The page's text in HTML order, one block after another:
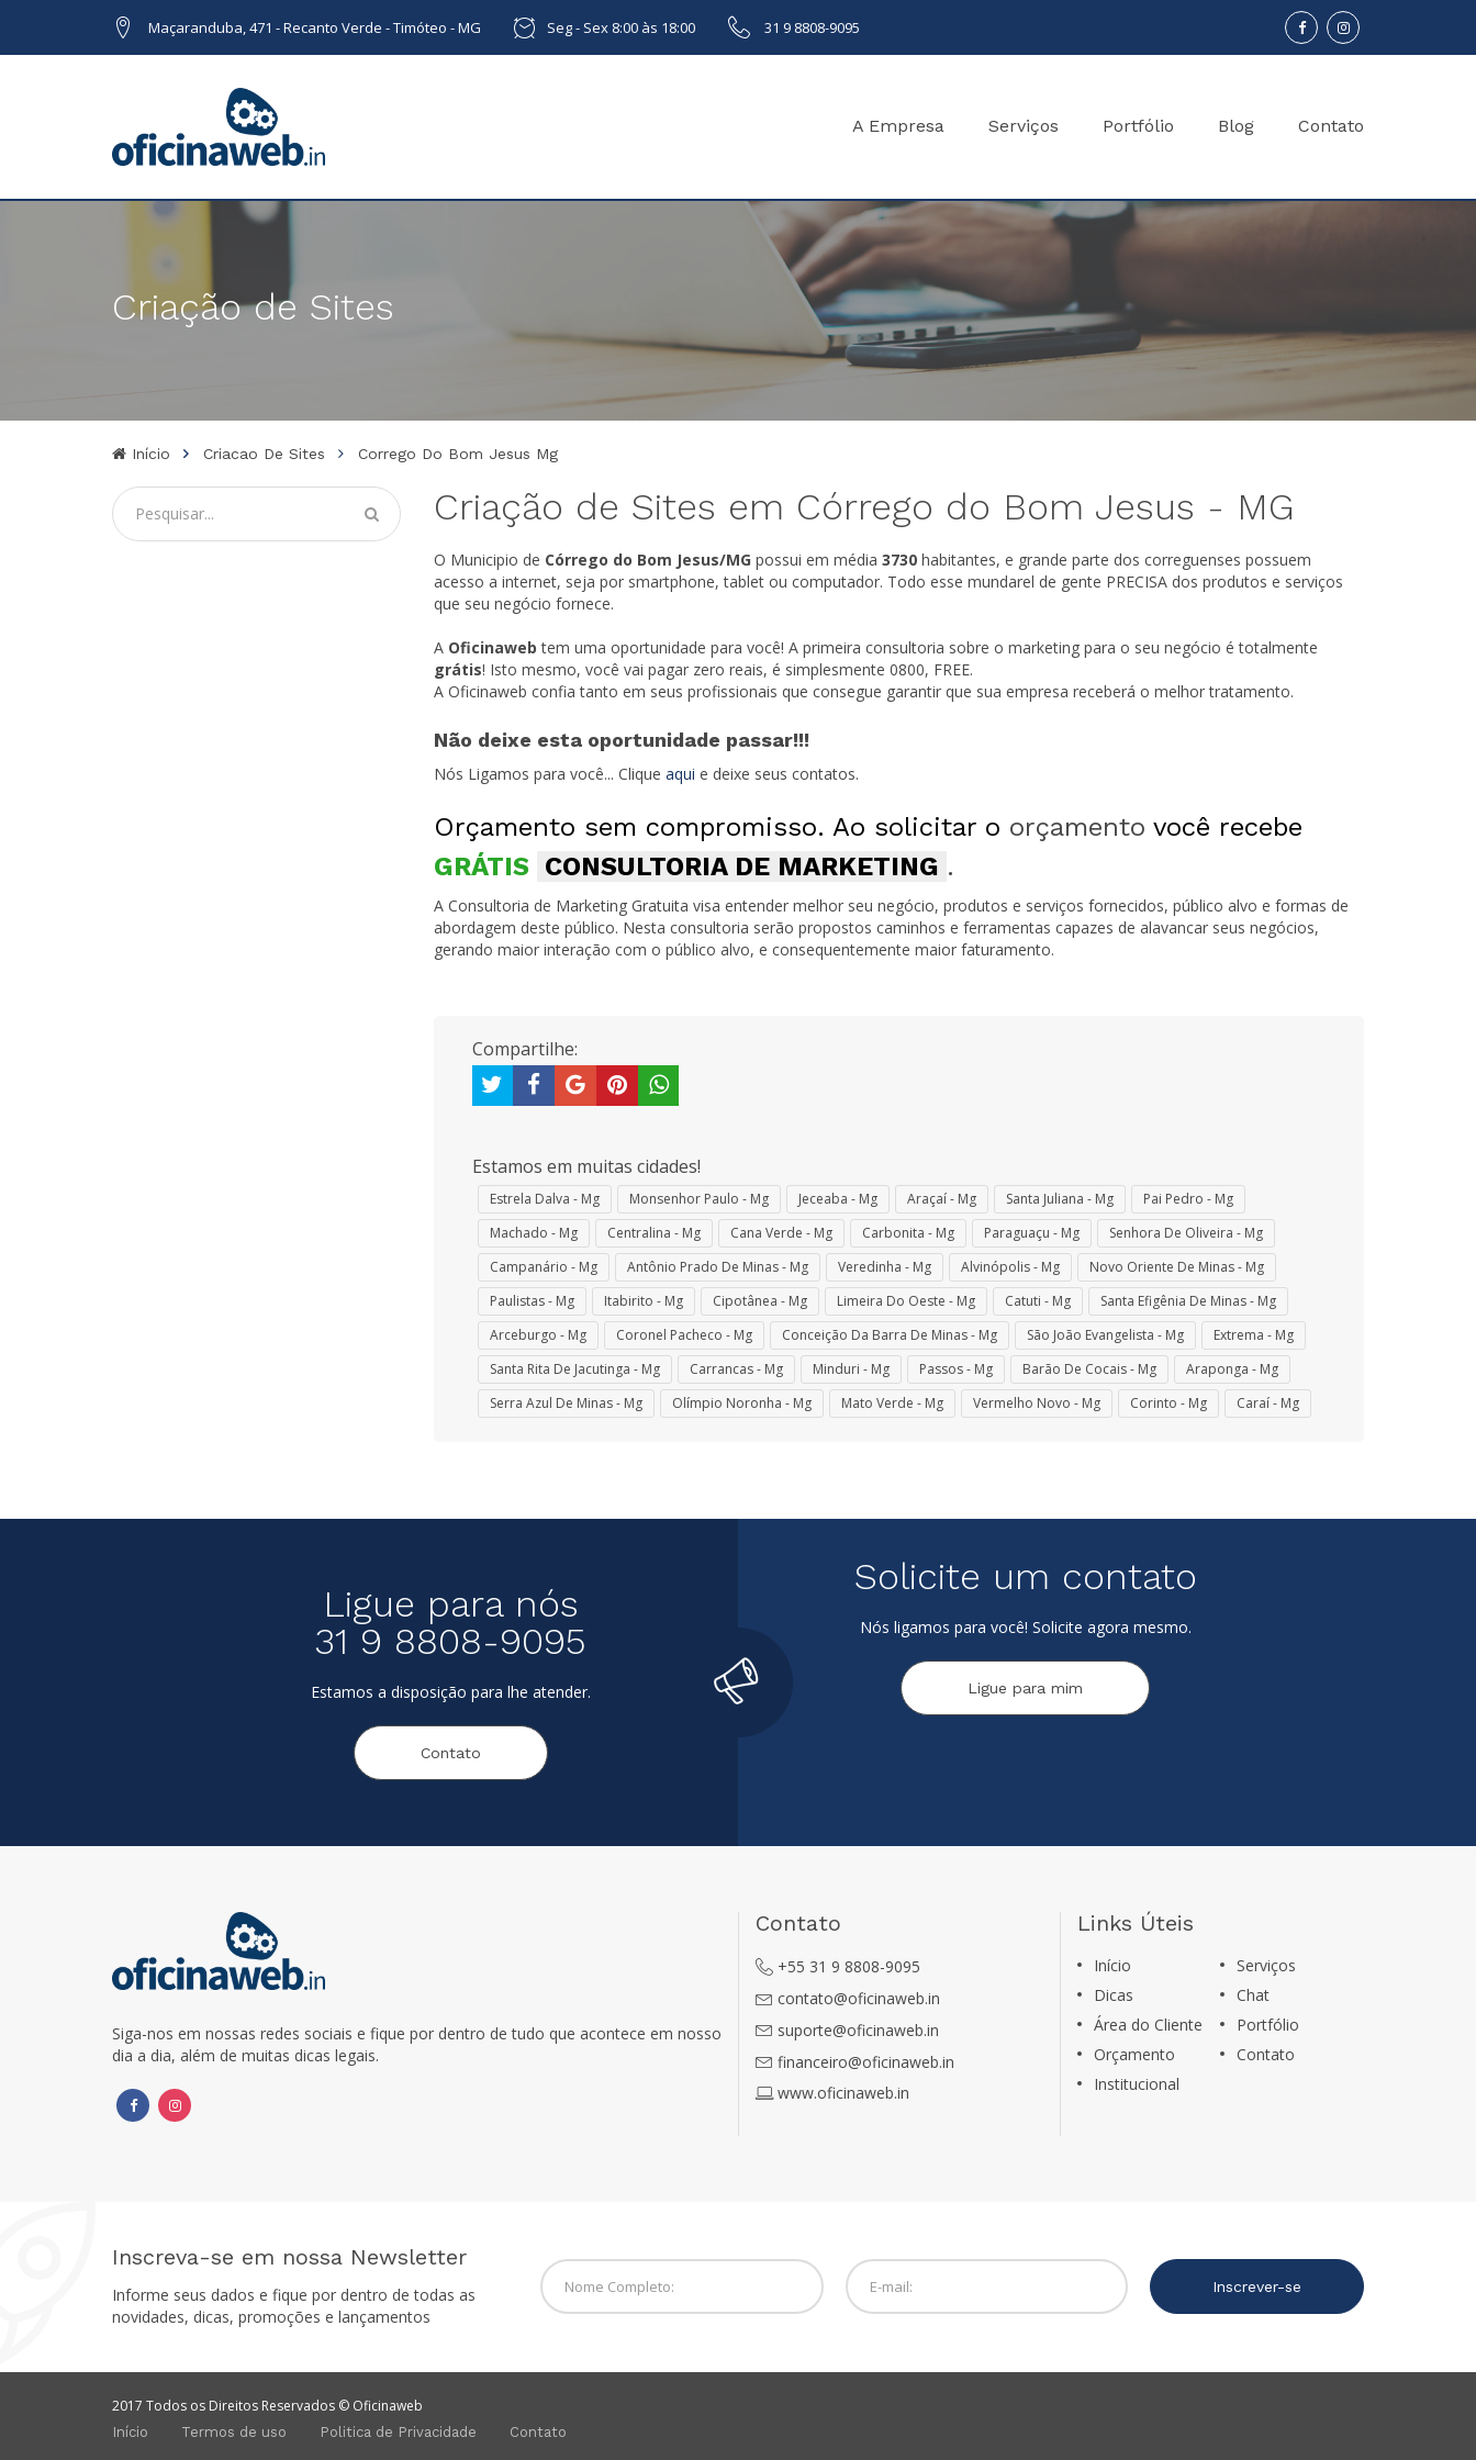
Maçaranduba, 471 - Recanto Verde - Timóteo - MG Seg - Sex 8:00 às 18:00 31 9 8808-9095
A Empresa Serviços Portfólio Blog Contato
Criação de Sites
Início Criacao De Sites Corrego Do Bom Jesus Mg
Criação de Sites em Córrego do Bom Jesus - MG
O Municipio de Córrego do Bom Jesus/MG possui em média 3730habitantes, e grande parte dos correguenses possuem
acesso a internet, seja por smartphone, tablet ou computador. Todo esse mundarel de gente PRECISA dos produtos e serviços
que seu negócio fornece.
A Oficinaweb tem uma oportunidade para você! A primeira consultoria sobre o marketing para o seu negócio é totalmente
grátis! Isto mesmo, você vai pagar zero reais, é simplesmente 0800, FREE.
A Oficinaweb confia tanto em seus profissionais que consegue garantir que sua empresa receberá o melhor tratamento.
Não deixe esta oportunidade passar!!!
Nós Ligamos para você... Clique aqui e deixe seus contatos.
Orçamento sem compromisso. Ao solicitar o orçamento você recebe
GRÁTIS CONSULTORIA DE MARKETING .
A Consultoria de Marketing Gratuita visa entender melhor seu negócio, produtos e serviços fornecidos, público alvo e formas de
abordagem deste público. Nesta consultoria serão propostos caminhos e ferramentas capazes de alavancar seus negócios,
gerando maior interação com o público alvo, e consequentemente maior faturamento.
Compartilhe:
Estamos em muitas cidades!
Estrela Dalva - Mg Monsenhor Paulo - Mg Jeceaba - Mg Araçaí - Mg Santa Juliana - Mg
Pai Pedro - Mg
Machado - Mg
Centralina - Mg Cana Verde - Mg Carbonita - Mg Paraguaçu - Mg
Senhora De Oliveira - Mg
Campanário - Mg
Antônio Prado De Minas - Mg Veredinha - Mg Alvinópolis - Mg
Novo Oriente De Minas - Mg
Paulistas - Mg
Itabirito - Mg Cipotânea - Mg Limeira Do Oeste - Mg Catuti - Mg
Santa Efigênia De Minas - Mg
Arceburgo - Mg
Coronel Pacheco - Mg Conceição Da Barra De Minas - Mg São João Evangelista - Mg
Extrema - Mg
Santa Rita De Jacutinga - Mg
Carrancas - Mg Minduri - Mg Passos - Mg Barão De Cocais - Mg
Araponga - Mg
Serra Azul De Minas - Mg
Olímpio Noronha - Mg Mato Verde - Mg Vermelho Novo - Mg Corinto - Mg Caraí - Mg
Ligue para nós
31 9 8808-9095
Estamos a disposição para lhe atender.
Contato
Solicite um contato
Nós ligamos para você! Solicite agora mesmo.
Ligue para mim
Siga-nos em nossas redes sociais e fique por dentro de tudo que acontece em nosso
dia a dia, além de muitas dicas legais.
Contato
+55 31 9 8808-9095
contato@oficinaweb.in
suporte@oficinaweb.in
financeiro@oficinaweb.in
www.oficinaweb.in
Links Úteis
Início
Serviços
Dicas
Chat
Área do Cliente
Portfólio
Orçamento
Contato
Institucional
Inscreva-se em nossa Newsletter
Informe seus dados e fique por dentro de todas as
novidades, dicas, promoções e lançamentos
Inscrever-se
2017 Todos os Direitos Reservados © Oficinaweb
Início Termos de uso Politica de Privacidade Contato